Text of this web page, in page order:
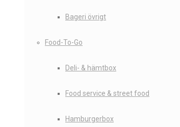
Bageri övrigt
Food-To-Go
Deli- & hämtbox
Food service & street food
Hamburgerbox